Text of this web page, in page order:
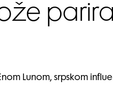
Lunom, srpskom